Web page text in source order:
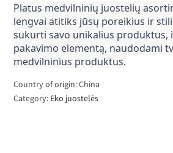
Platus medvilninių juostelių
lengvai atitiks jūsų poreikius ir
sukurti savo unikalius produktus,
pakavimo elementą, naudodami
medvilninius produktus.
Country of origin: China
Category: Eko juostelės